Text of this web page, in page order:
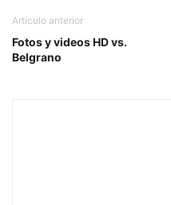
Artículo anterior
Fotos y videos HD vs.
Belgrano